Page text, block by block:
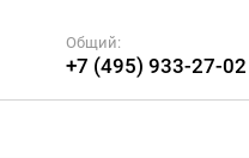
Общий:
+7 (495) 933-27-02